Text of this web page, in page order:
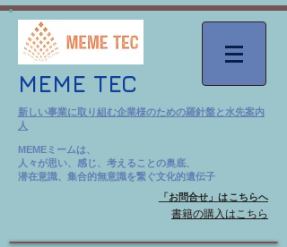
MEME TEC
新しい事業に取り組む企業様のための羅針盤と水先案内
人
MEMEミームは、
人々が思い、感じ、考えることの奥底、
潜在意識、集合的無意識を繋ぐ文化的遺伝子
「お問合せ」はこちらへ
​書籍の購入はこちら